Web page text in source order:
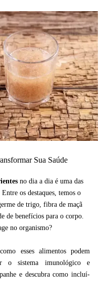
Sua Saúde
no dia a dia é uma das
os destaques, temos o
de trigo, fibra de maçã
de benefícios para o corpo.
no organismo?
esses alimentos podem
o sistema imunológico e
e descubra como incluí-